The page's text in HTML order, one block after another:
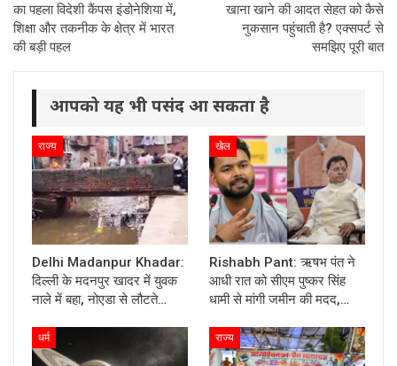
का पहला विदेशी कैंपस इंडोनेशिया में,
शिक्षा और तकनीक के क्षेत्र में भारत
की बड़ी पहल
खाना खाने की आदत सेहत को कैसे
नुकसान पहुंचाती है? एक्सपर्ट से
समझिए पूरी बात
आपको यह भी पसंद आ सकता है
राज्य
Delhi Madanpur Khadar:
दिल्ली के मदनपुर खादर में युवक
नाले में बहा, नोएडा से लौटते…
खेल
Rishabh Pant: ऋषभ पंत ने
आधी रात को सीएम पुष्कर सिंह
धामी से मांगी जमीन की मदद,…
धर्म राज्य